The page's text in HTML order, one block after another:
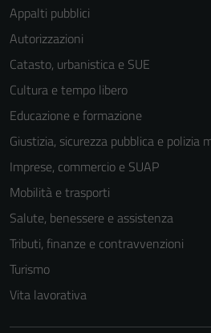
Appalti pubblici
Autorizzazioni
Catasto, urbanistica e SUE
Cultura e tempo libero
Educazione e formazione
Giustizia, sicurezza pubblica e polizia
Imprese, commercio e SUAP
Mobilità e trasporti
Salute, benessere e assistenza
Tributi, finanze e contravvenzioni
Turismo
Vita lavorativa